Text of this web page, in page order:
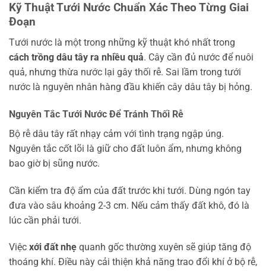
Kỹ Thuật Tưới Nước Chuẩn Xác Theo Từng Giai
Đoạn
Tưới nước là một trong những kỹ thuật khó nhất trong
cách trồng dâu tây ra nhiều quả. Cây cần đủ nước để nuôi
quả, nhưng thừa nước lại gây thối rễ. Sai lầm trong tưới
nước là nguyên nhân hàng đầu khiến cây dâu tây bị hỏng.
Nguyên Tắc Tưới Nước Để Tránh Thối Rễ
Bộ rễ dâu tây rất nhạy cảm với tình trạng ngập úng.
Nguyên tắc cốt lõi là giữ cho đất luôn ẩm, nhưng không
bao giờ bị sũng nước.
Cần kiểm tra độ ẩm của đất trước khi tưới. Dùng ngón tay
đưa vào sâu khoảng 2-3 cm. Nếu cảm thấy đất khô, đó là
lúc cần phải tưới.
Việc xới đất nhẹ quanh gốc thường xuyên sẽ giúp tăng độ
thoáng khí. Điều này cải thiện khả năng trao đổi khí ở bộ rễ,